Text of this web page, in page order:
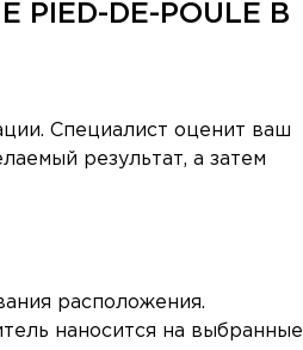
DE-POULE В
Специалист оценит ваш
результат, а затем
расположения.
наносится на выбранные